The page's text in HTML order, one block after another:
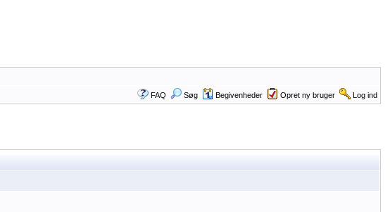
FAQ Søg Begivenheder Opret ny bruger Log ind